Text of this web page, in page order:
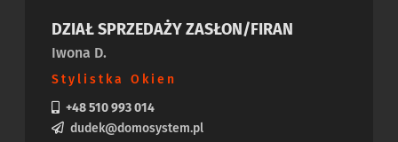
DZIAŁ SPRZEDAŻY ZASŁON/FIRAN
Iwona D.
Stylistka Okien
+48 510 993 014
dudek@domosystem.pl